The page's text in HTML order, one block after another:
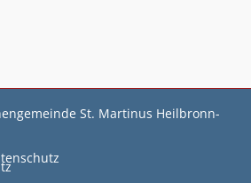
St. Martinus Heilbronn-